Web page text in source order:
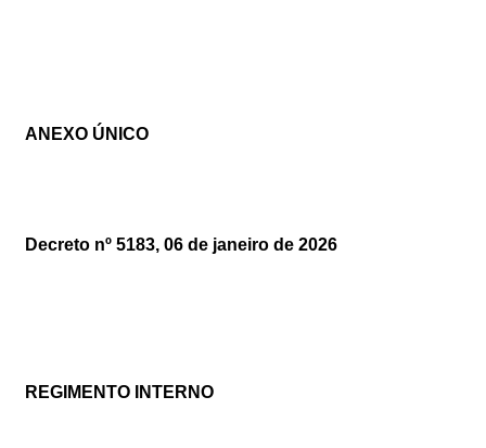
ANEXO ÚNICO
Decreto nº 5183, 06 de janeiro de 2026
REGIMENTO INTERNO